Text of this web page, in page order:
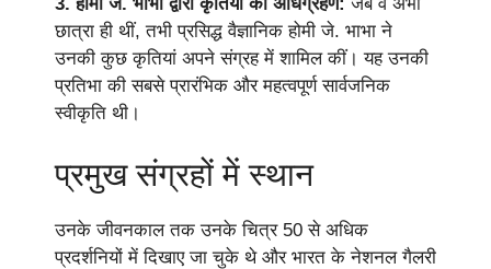
छात्रा ही थीं, तभी प्रसिद्ध वैज्ञानिक होमी जे. भाभा ने
उनकी कुछ कृतियां अपने संग्रह में शामिल कीं। यह उनकी
प्रतिभा की सबसे प्रारंभिक और महत्वपूर्ण सार्वजनिक
स्वीकृति थी।
प्रमुख संग्रहों में स्थान
उनके जीवनकाल तक उनके चित्र 50 से अधिक
प्रदर्शनियों में दिखाए जा चुके थे और भारत के नेशनल गैलरी